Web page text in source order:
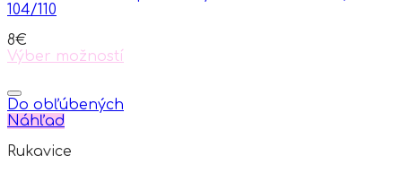
be
on
the
page
104/110
8€
Výber možností
product
has
multiple
The
Do obľúbených
Náhľad
Rukavice